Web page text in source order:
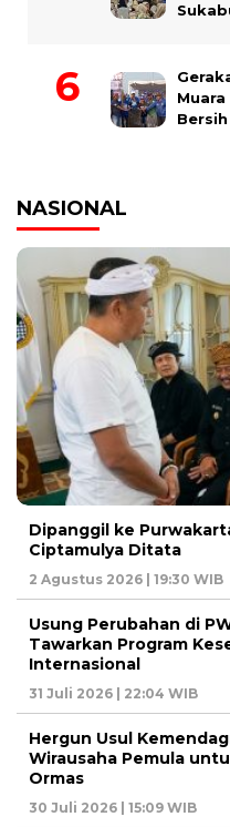
NASIONAL
Dipanggil ke
Ciptamulya Ditata
2 Agustus 2026 | 19:30 WIB
Usung Perubahan di
Tawarkan Program
Internasional
31 Juli 2026 | 22:04 WIB
Hergun Usul
Wirausaha Pemula
Ormas
30 Juli 2026 | 15:09 WIB